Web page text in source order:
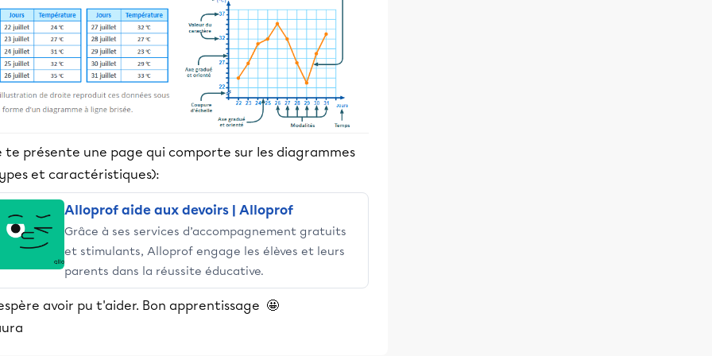
te présente une page qui comporte sur les diagrammes
et caractéristiques):
Alloprof aide aux devoirs | Alloprof
Grâce à ses services d’accompagnement gratuits
et stimulants, Alloprof engage les élèves et leurs
parents dans la réussite éducative.
avoir pu t'aider. Bon apprentissage 🤩